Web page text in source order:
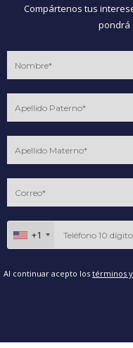
Compártenos tus
pondrá
+1
Al continuar acepto los términos